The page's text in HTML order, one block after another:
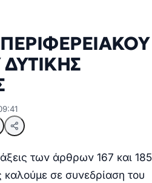
των άρθρων 167 και 185
καλούμε σε συνεδρίαση του